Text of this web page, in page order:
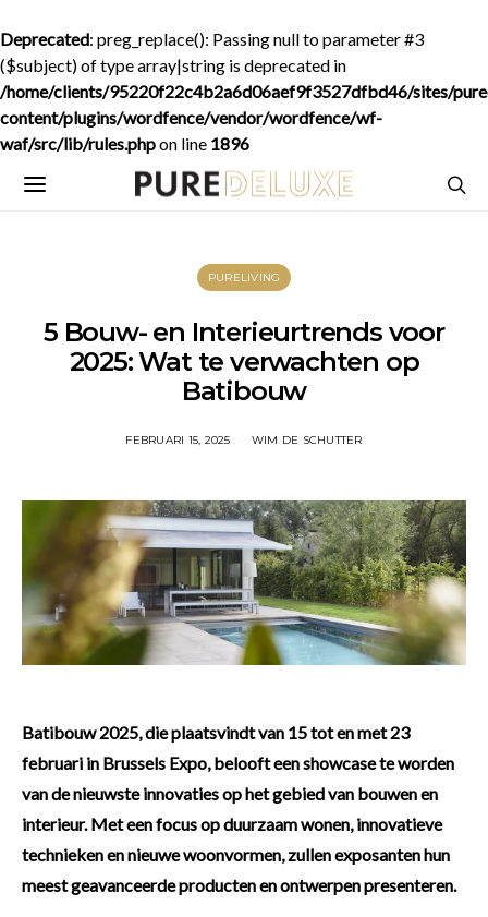
Deprecated: preg_replace(): Passing null to parameter #3
($subject) of type array|string is deprecated in
/home/clients/95220f22c4b2a6d06aef9f3527dfbd46/sites/
content/plugins/wordfence/vendor/wordfence/wf-
waf/src/lib/rules.phpon line 1896
PURELIVING
5 Bouw- en Interieurtrends voor
2025: Wat te verwachten op
Batibouw
FEBRUARI 15, 2025 WIM DE SCHUTTER
Batibouw 2025, die plaatsvindt van 15 tot en met 23
februari in Brussels Expo, belooft een showcase te worden
van de nieuwste innovaties op het gebied van bouwen en
interieur. Met een focus op duurzaam wonen, innovatieve
technieken en nieuwe woonvormen, zullen exposanten hun
meest geavanceerde producten en ontwerpen presenteren.